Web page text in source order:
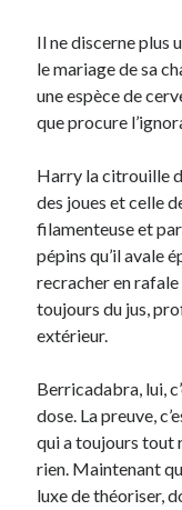
Archives
Il ne discerne plus
le mariage de sa
une espèce de
que procure
Harry la citrouille
des joues et celle
filamenteuse et
pépins qu’il avale
recracher en
toujours du jus,
extérieur.
Berricadabra, lui,
dose. La preuve,
qui a toujours tout
rien. Maintenant
luxe de théoriser,